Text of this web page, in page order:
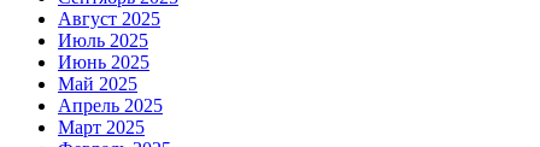
Август 2025
Июль 2025
Июнь 2025
Май 2025
Апрель 2025
Март 2025